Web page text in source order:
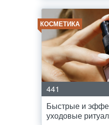
КОСМЕТИКА
441
Быстрые и
уходовые